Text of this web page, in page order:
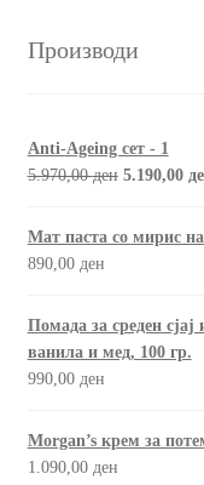
Производи
Anti-Ageing сет - 1
5.970,00ден 5.190,00
Мат паста со мирис
890,00 ден
Помада за среден
ванила и мед, 100 гр.
990,00 ден
Morgan’s крем за
1.090,00 ден